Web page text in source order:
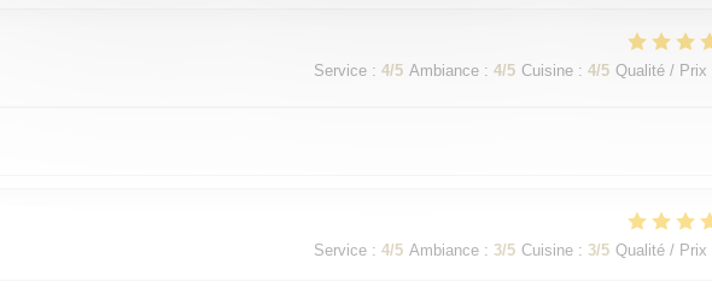
Service : 4/5 Ambiance : 4/5 Cuisine : 4/5 Qualité / Prix
Service : 4/5 Ambiance : 3/5 Cuisine : 3/5 Qualité / Prix